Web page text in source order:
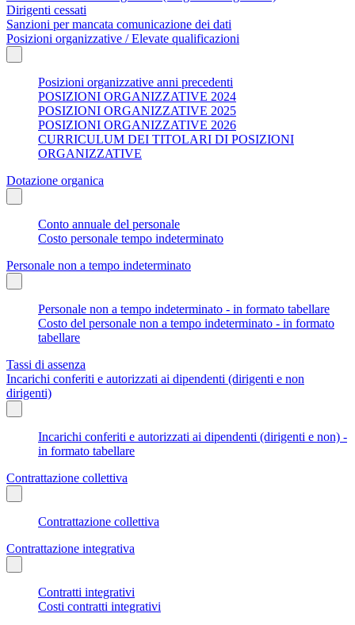
Dirigenti cessati
Sanzioni per mancata comunicazione dei dati
Posizioni organizzative / Elevate qualificazioni
Posizioni organizzative anni precedenti
POSIZIONI ORGANIZZATIVE 2024
POSIZIONI ORGANIZZATIVE 2025
POSIZIONI ORGANIZZATIVE 2026
CURRICULUM DEI TITOLARI DI POSIZIONI
ORGANIZZATIVE
Dotazione organica
Conto annuale del personale
Costo personale tempo indeterminato
Personale non a tempo indeterminato
Personale non a tempo indeterminato - in formato tabellare
Costo del personale non a tempo indeterminato - in formato
tabellare
Tassi di assenza
Incarichi conferiti e autorizzati ai dipendenti (dirigenti e non
dirigenti)
Incarichi conferiti e autorizzati ai dipendenti (dirigenti e non) -
in formato tabellare
Contrattazione collettiva
Contrattazione collettiva
Contrattazione integrativa
Contratti integrativi
Costi contratti integrativi